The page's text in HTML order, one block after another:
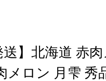
送】北海道 赤
メロン 月雫 秀